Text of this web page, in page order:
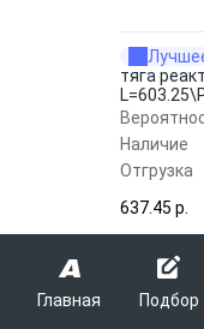
Главная Подбор
тяга
Наличие
Отгрузка
637.45 p.
р/к